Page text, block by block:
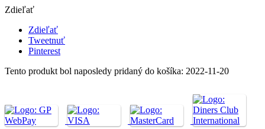
Zdieľať
Zdieľať
Tweetnuť
Pinterest
Tento produkt bol naposledy pridaný do košíka: 2022-11-20